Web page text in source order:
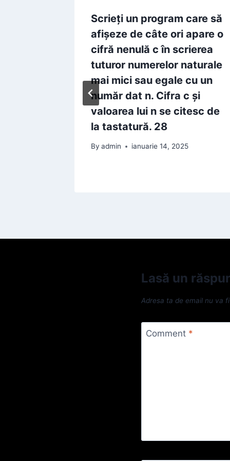
Scrieţi un program care să
afişeze de câte ori apare o
cifră nenulă c în scrierea
tuturor numerelor naturale
mai mici sau egale cu un
număr dat n. Cifra c şi
valoarea lui n se citesc de
la tastatură. 28
By admin ianuarie 14, 2025
Lasă un
Adresa ta de email nu va
Comment *